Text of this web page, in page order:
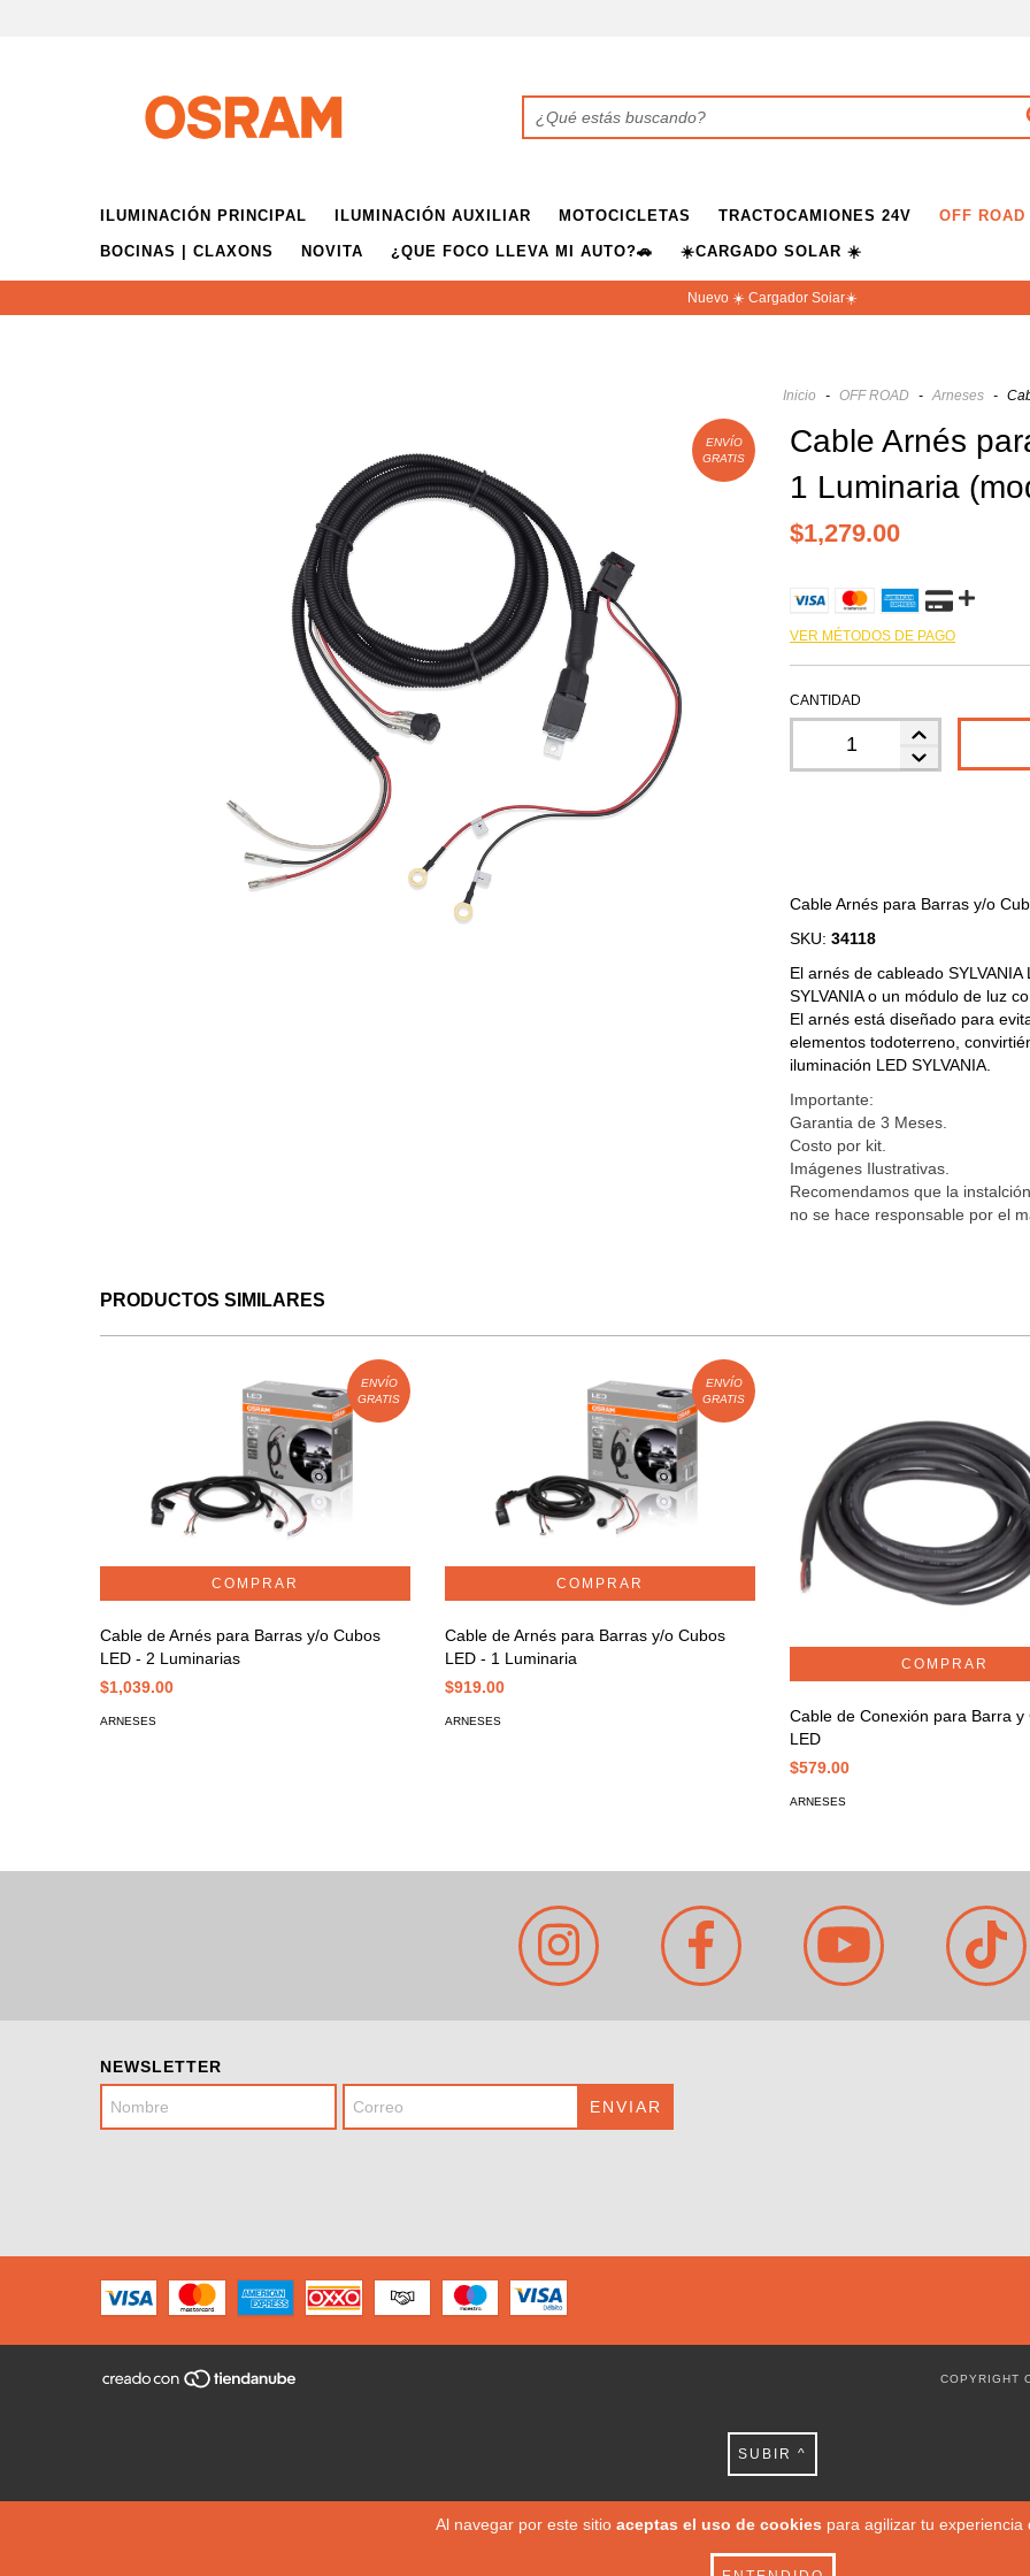
Al navegar por este sitio aceptas el uso de cookies para agilizar tu experiencia
ILUMINACIÓN PRINCIPAL ILUMINACIÓN AUXILIAR MOTOCICLETAS TRACTOCAMIONES 24V OFF ROAD
BOCINAS | CLAXONS NOVITA ¿QUE FOCO LLEVA MI AUTO?🚗 ☀️CARGADO SOLAR ☀️
Nuevo ☀️ Cargador Soiar☀️
Inicio - OFF ROAD - Arneses -
ENVÍO
GRATIS
Cable Arnés
1 Luminaria
$1,279.00
VER MÉTODOS DE PAGO
CANTIDAD
Cable Arnés para Barras y/o
SKU: 34118
El arnés de cableado
SYLVANIA o un módulo de luz
El arnés está diseñado para
elementos todoterreno,
iluminación LED SYLVANIA.
Importante:
Garantia de 3 Meses.
Costo por kit.
Imágenes Ilustrativas.
Recomendamos que la
no se hace responsable por el
PRODUCTOS SIMILARES
ENVÍO
GRATIS
Cable de Arnés para Barras y/o Cubos
LED - 2 Luminarias
$1,039.00
ARNESES
ENVÍO
GRATIS
Cable de Arnés para Barras y/o Cubos
LED - 1 Luminaria
$919.00
ARNESES
Cable de Conexión para Barra y
LED
$579.00
ARNESES
NEWSLETTER
COPYRIGHT
SUBIR ^